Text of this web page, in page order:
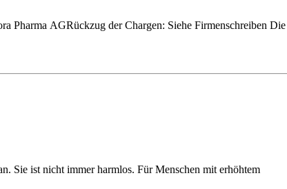
AGRückzug der Chargen: Siehe Firmenschreiben Die
Sie ist nicht immer harmlos. Für Menschen mit erhöhtem